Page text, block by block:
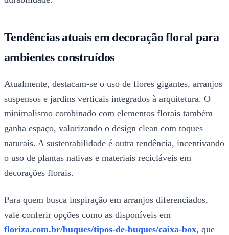
Tendências atuais em decoração floral para
ambientes construídos
Atualmente, destacam-se o uso de flores gigantes, arranjos
suspensos e jardins verticais integrados à arquitetura. O
minimalismo combinado com elementos florais também
ganha espaço, valorizando o design clean com toques
naturais. A sustentabilidade é outra tendência, incentivando
o uso de plantas nativas e materiais recicláveis em
decorações florais.
Para quem busca inspiração em arranjos diferenciados,
vale conferir opções como as disponíveis em
floriza.com.br/buques/tipos-de-buques/caixa-box, que